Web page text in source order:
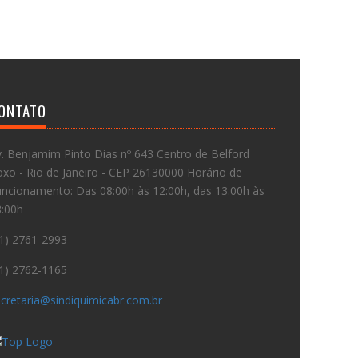
Benjamim Pinto Dias nº 643 Centro de Belford
- Rio de Janeiro - CEP 26130000 Horário de
Das 08:00h às 12:00h, das 13:00h às
2761-2993
2762-1165